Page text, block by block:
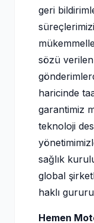
geri
sözü
haricinde
garantimiz
teknoloji
sağlık
global
haklı
Hemen